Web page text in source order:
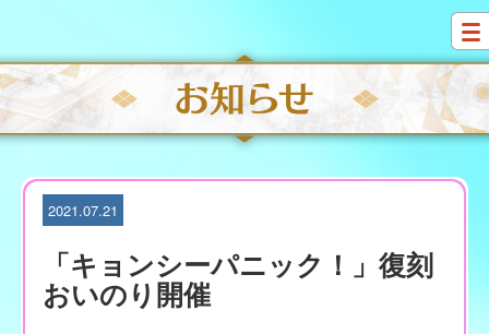
i
p
t
o
c
2021.07.21
「キョンシーパニック！」復刻
おいのり開催